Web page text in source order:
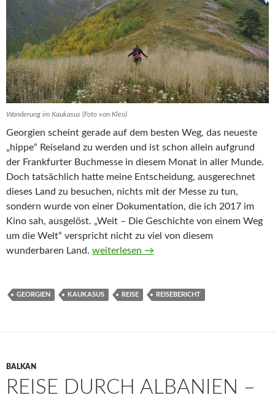
Wanderung im Kaukasus (Foto von Kleo)
Georgien scheint gerade auf dem besten Weg, das neueste
„hippe“ Reiseland zu werden und ist schon allein aufgrund
der Frankfurter Buchmesse in diesem Monat in aller Munde.
Doch tatsächlich hatte meine Entscheidung, ausgerechnet
dieses Land zu besuchen, nichts mit der Messe zu tun,
sondern wurde von einer Dokumentation, die ich 2017 im
Kino sah, ausgelöst. „Weit – Die Geschichte von einem Weg
um die Welt“ verspricht nicht zu viel von diesem
wunderbaren Land. Reise durch Georgien – Gastbeitrag von
weiterlesen →
GEORGIEN KAUKASUS REISE REISEBERICHT
BALKAN
REISE DURCH ALBANIEN –